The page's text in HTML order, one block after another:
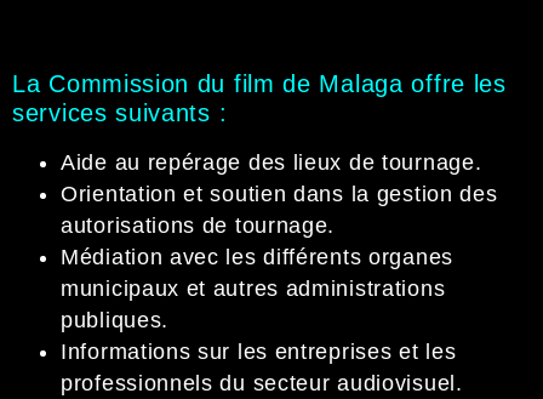
La Commission du film de Malaga offre les
services suivants :
Aide au repérage des lieux de tournage.
Orientation et soutien dans la gestion des
autorisations de tournage.
Médiation avec les différents organes
municipaux et autres administrations
publiques.
Informations sur les entreprises et les
professionnels du secteur audiovisuel.